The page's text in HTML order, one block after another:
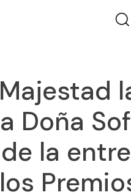
Doña
la